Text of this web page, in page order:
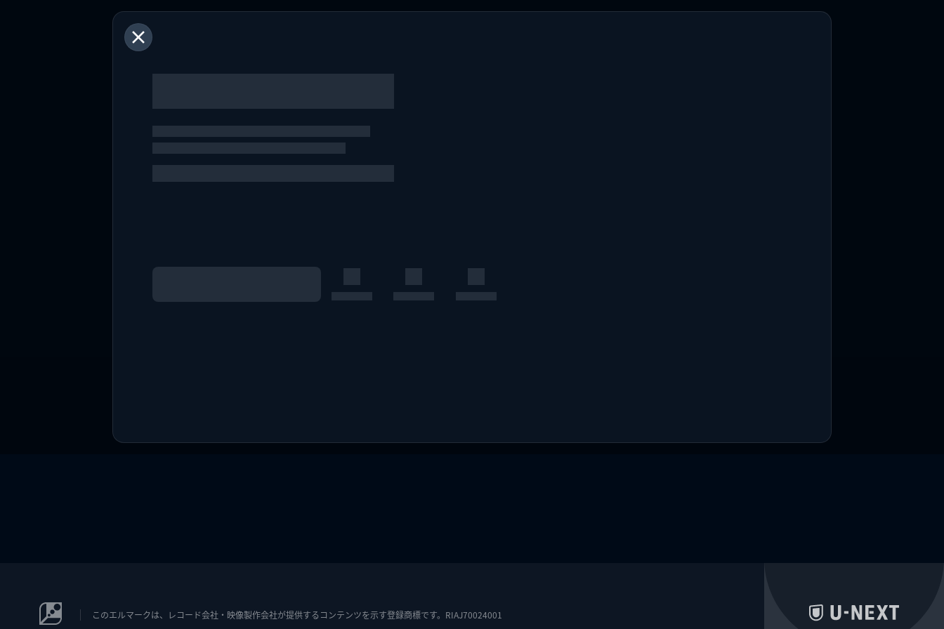
このエルマークは、レコード会社・映像製作会社が提供するコンテンツを示す登録商標です。RIAJ70024001